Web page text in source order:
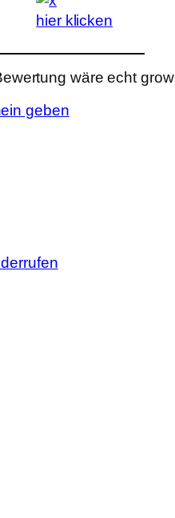
hier klicken
wäre echt
geben